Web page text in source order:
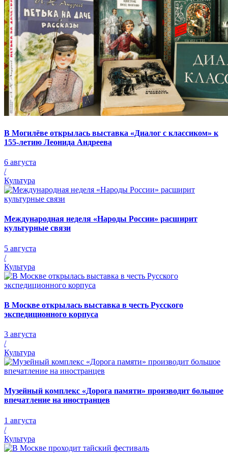
В Могилёве открылась выставка «Диалог с классиком» к
155-летию Леонида Андреева
6 августа
/
Культура
Международная неделя «Народы России» расширит
культурные связи
5 августа
/
Культура
В Москве открылась выставка в честь Русского
экспедиционного корпуса
3 августа
/
Культура
Музейный комплекс «Дорога памяти» производит большое
впечатление на иностранцев
1 августа
/
Культура